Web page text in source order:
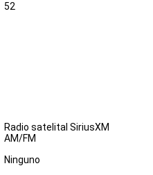
52
Radio satelital SiriusXM
AM/FM
Ninguno